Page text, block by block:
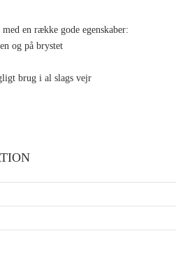
en række gode egenskaber:
og på brystet
brug i al slags vejr